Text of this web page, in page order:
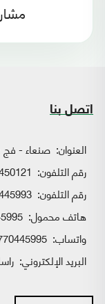
اتصل بنا
العنوان: صنعاء - فج
رقم التلفون:
رقم التلفون:
هاتف محمول:
واتساب:
البريد الإلكتروني: